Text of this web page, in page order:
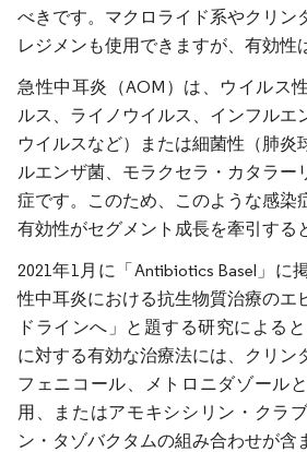
べきです。マクロライド系やクリン
レジメンも使用できますが、有効性
急性中耳炎（AOM）は、ウイルス
ルス、ライノウイルス、インフルエ
ウイルスなど）または細菌性（肺炎
ルエンザ菌、モラクセラ・カタラー
症です。このため、このような感染
有効性がセグメント成長を牽引する
2021年1月に「Antibiotics Basel」に
性中耳炎における抗生物質治療のエ
ドラインへ」と題する研究による
に対する有効な治療法には、クリン
フェニコール、メトロニダゾール
用、またはアモキシシリン・クラ
ン・タゾバクタムの組み合わせが含